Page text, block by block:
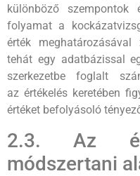
különböző
folyamat a
érték
tehát egy adatbázissal
szerkezetbe foglalt
az értékelés keretében
értéket befolyásoló
2.3. Az
módszertani